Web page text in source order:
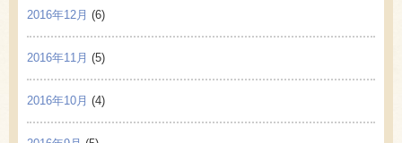
2016年12月 (6)
2016年11月 (5)
2016年10月 (4)